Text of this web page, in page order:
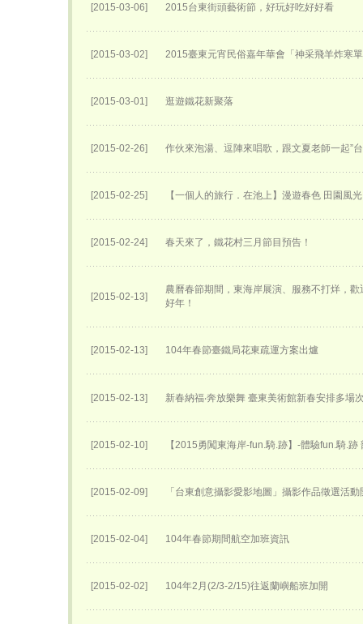
[2015-03-06] 2015台東街頭藝術節，好玩好吃好好看
[2015-03-02] 2015臺東元宵民俗嘉年華會「神采飛羊炸寒
[2015-03-01] 逛遊鐵花新聚落
[2015-02-26] 作伙來泡湯、逗陣來唱歌，跟文夏老師一起”
[2015-02-25] 【一個人的旅行．在池上】漫遊春色 田園風光
[2015-02-24] 春天來了，鐵花村三月節目預告！
[2015-02-13]
農曆春節期間，東海岸展演、服務不打烊，
好年！
[2015-02-13] 104年春節臺鐵局花東疏運方案出爐
[2015-02-13] 新春納福‧奔放樂舞 臺東美術館新春安排多場
[2015-02-10] 【2015勇闖東海岸-fun.騎.跡】-體驗fun.騎.跡
[2015-02-09] 「台東創意攝影愛影地圖」攝影作品徵選活動
[2015-02-04] 104年春節期間航空加班資訊
[2015-02-02] 104年2月(2/3-2/15)往返蘭嶼船班加開